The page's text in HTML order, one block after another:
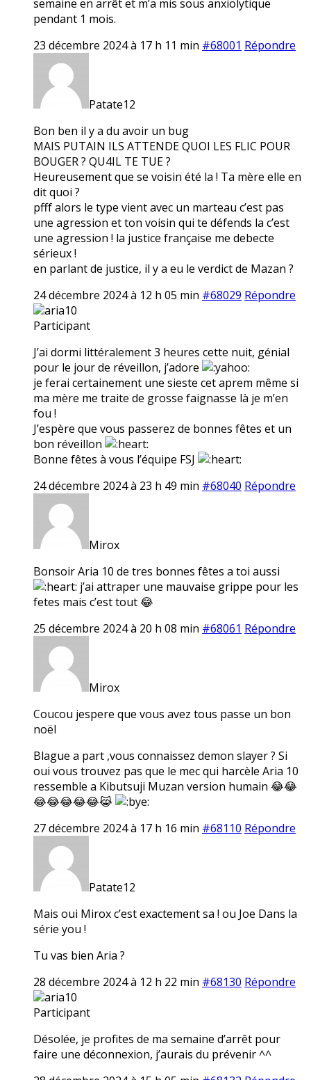
semaine en arrêt et m’a mis sous anxiolytique
pendant 1 mois.
23 décembre 2024 à 17 h 11 min #68001 Répondre
Patate12
Bon ben il y a du avoir un bug
MAIS PUTAIN ILS ATTENDE QUOI LES FLIC POUR
BOUGER ? QU4IL TE TUE ?
Heureusement que se voisin été la ! Ta mère elle en
dit quoi ?
pfff alors le type vient avec un marteau c’est pas
une agression et ton voisin qui te défends la c’est
une agression ! la justice française me debecte
sérieux !
en parlant de justice, il y a eu le verdict de Mazan ?
24 décembre 2024 à 12 h 05 min #68029 Répondre
aria10
Participant
J’ai dormi littéralement 3 heures cette nuit, génial
pour le jour de réveillon, j’adore
je ferai certainement une sieste cet aprem même si
ma mère me traite de grosse faignasse là je m’en
fou !
J’espère que vous passerez de bonnes fêtes et un
bon réveillon
Bonne fêtes à vous l’équipe FSJ
24 décembre 2024 à 23 h 49 min #68040 Répondre
Mirox
Bonsoir Aria 10 de tres bonnes fêtes a toi aussi
j’ai attraper une mauvaise grippe pour les
fetes mais c’est tout 😂
25 décembre 2024 à 20 h 08 min #68061 Répondre
Mirox
Coucou jespere que vous avez tous passe un bon
noël
Blague a part ,vous connaissez demon slayer ? Si
oui vous trouvez pas que le mec qui harcèle Aria 10
ressemble a Kibutsuji Muzan version humain 😂😂
😂😂😂😂😂😹
27 décembre 2024 à 17 h 16 min #68110 Répondre
Patate12
Mais oui Mirox c’est exactement sa ! ou Joe Dans la
série you !
Tu vas bien Aria ?
28 décembre 2024 à 12 h 22 min #68130 Répondre
aria10
Participant
Désolée, je profites de ma semaine d’arrêt pour
faire une déconnexion, j’aurais du prévenir ^^